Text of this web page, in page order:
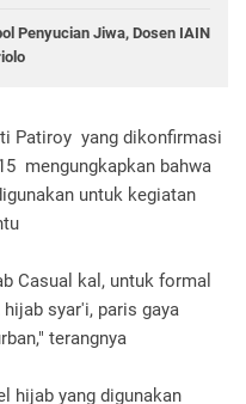
Penyucian Jiwa, Dosen IAIN
Patiroy yang dikonfirmasi
mengungkapkan bahwa
untuk kegiatan
Casual kal, untuk formal
syar'i, paris gaya
terangnya
hijab yang digunakan